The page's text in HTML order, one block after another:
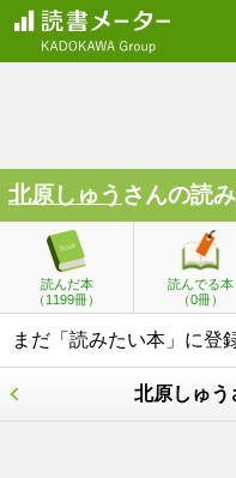
北原しゅう さんの読
読んだ本
（1199冊）
読んでる本
（0冊）
まだ「読みたい本」に登
北原しゅう